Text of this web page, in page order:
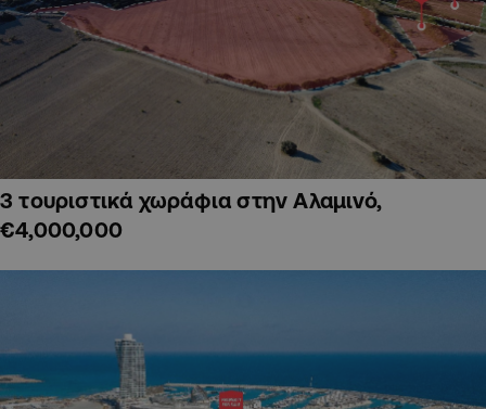
3 τουριστικά χωράφια στην Αλαμινό,
€4,000,000